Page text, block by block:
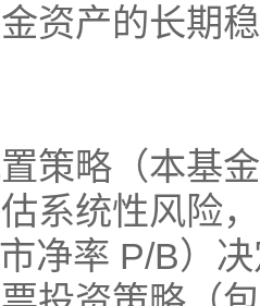
资产的长期
策略（本基
系统性风险
净率 P/B）